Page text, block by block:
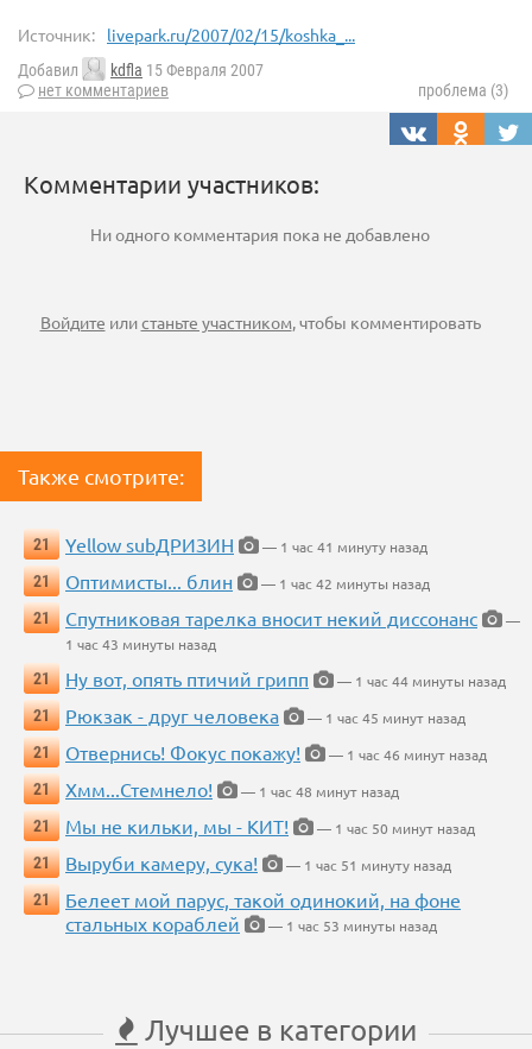
Источник: livepark.ru/2007/02/15/koshka_...
Добавил kdfla 15 Февраля 2007
нет комментариев
проблема (3)
Комментарии участников:
Ни одного комментария пока не добавлено
Войдите илистаньте участником, чтобы комментировать
Также смотрите:
21 Yellow subДРИЗИН
— 1 час 41 минуту назад
21
Оптимисты... блин
— 1 час 42 минуты назад
21
Спутниковая тарелка вносит некий диссонанс
—
1 час 43 минуты назад
21
Ну вот, опять птичий грипп
— 1 час 44 минуты назад
21
Рюкзак - друг человека
— 1 час 45 минут назад
21
Отвернись! Фокус покажу!
— 1 час 46 минут назад
21
Хмм...Стемнело!
— 1 час 48 минут назад
21
Мы не кильки, мы - КИТ!
— 1 час 50 минут назад
21
Выруби камеру, сука!
— 1 час 51 минуту назад
21
Белеет мой парус, такой одинокий, на фоне
стальных кораблей
— 1 час 53 минуты назад
Лучшее в категории